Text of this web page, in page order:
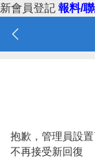
新會員登記 報料/
抱歉，管理員設
不再接受新回復